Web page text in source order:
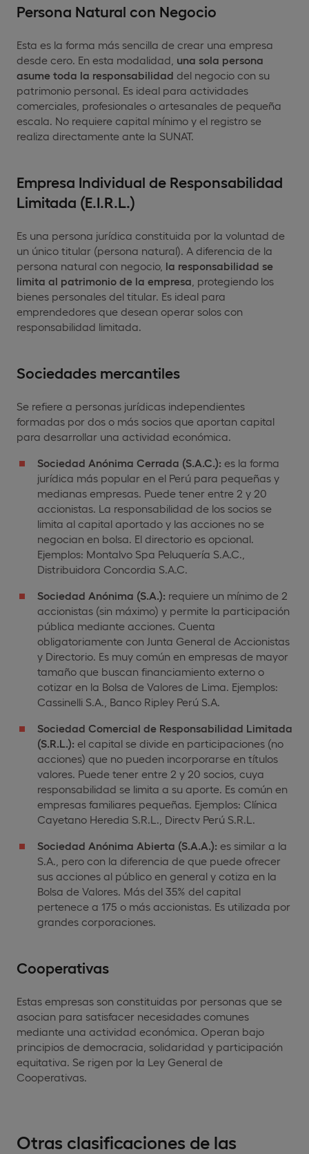
Persona Natural con Negocio
Esta es la forma más sencilla de crear una empresa
desde cero. En esta modalidad, una sola persona
asume toda la responsabilidad del negocio con su
patrimonio personal. Es ideal para actividades
comerciales, profesionales o artesanales de pequeña
escala. No requiere capital mínimo y el registro se
realiza directamente ante la SUNAT.
Empresa Individual de Responsabilidad
Limitada (E.I.R.L.)
Es una persona jurídica constituida por la voluntad de
un único titular (persona natural). A diferencia de la
persona natural con negocio, la responsabilidad se
limita al patrimonio de la empresa , protegiendo los
bienes personales del titular. Es ideal para
emprendedores que desean operar solos con
responsabilidad limitada.
Sociedades mercantiles
Se refiere a personas jurídicas independientes
formadas por dos o más socios que aportan capital
para desarrollar una actividad económica.
Sociedad Anónima Cerrada (S.A.C.): es la forma
jurídica más popular en el Perú para pequeñas y
medianas empresas. Puede tener entre 2 y 20
accionistas. La responsabilidad de los socios se
limita al capital aportado y las acciones no se
negocian en bolsa. El directorio es opcional.
Ejemplos: Montalvo Spa Peluquería S.A.C.,
Distribuidora Concordia S.A.C.
Sociedad Anónima (S.A.): requiere un mínimo de 2
accionistas (sin máximo) y permite la participación
pública mediante acciones. Cuenta
obligatoriamente con Junta General de Accionistas
y Directorio. Es muy común en empresas de mayor
tamaño que buscan financiamiento externo o
cotizar en la Bolsa de Valores de Lima. Ejemplos:
Cassinelli S.A., Banco Ripley Perú S.A.
Sociedad Comercial de Responsabilidad Limitada
(S.R.L.): el capital se divide en participaciones (no
acciones) que no pueden incorporarse en títulos
valores. Puede tener entre 2 y 20 socios, cuya
responsabilidad se limita a su aporte. Es común en
empresas familiares pequeñas. Ejemplos: Clínica
Cayetano Heredia S.R.L., Directv Perú S.R.L.
Sociedad Anónima Abierta (S.A.A.): es similar a la
S.A., pero con la diferencia de que puede ofrecer
sus acciones al público en general y cotiza en la
Bolsa de Valores. Más del 35% del capital
pertenece a 175 o más accionistas. Es utilizada por
grandes corporaciones.
Cooperativas
Estas empresas son constituidas por personas que se
asocian para satisfacer necesidades comunes
mediante una actividad económica. Operan bajo
principios de democracia, solidaridad y participación
equitativa. Se rigen por la Ley General de
Cooperativas.
Otras clasificaciones de las